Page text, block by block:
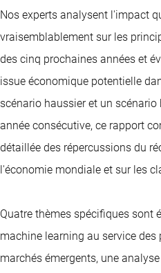
Nos experts analysent l'impact
vraisemblablement sur les
des cinq prochaines années et
issue économique potentielle
scénario haussier et un
année consécutive, ce rapport
détaillée des répercussions du
l'économie mondiale et sur les
Quatre thèmes spécifiques sont
machine learning au service
marchés émergents, une